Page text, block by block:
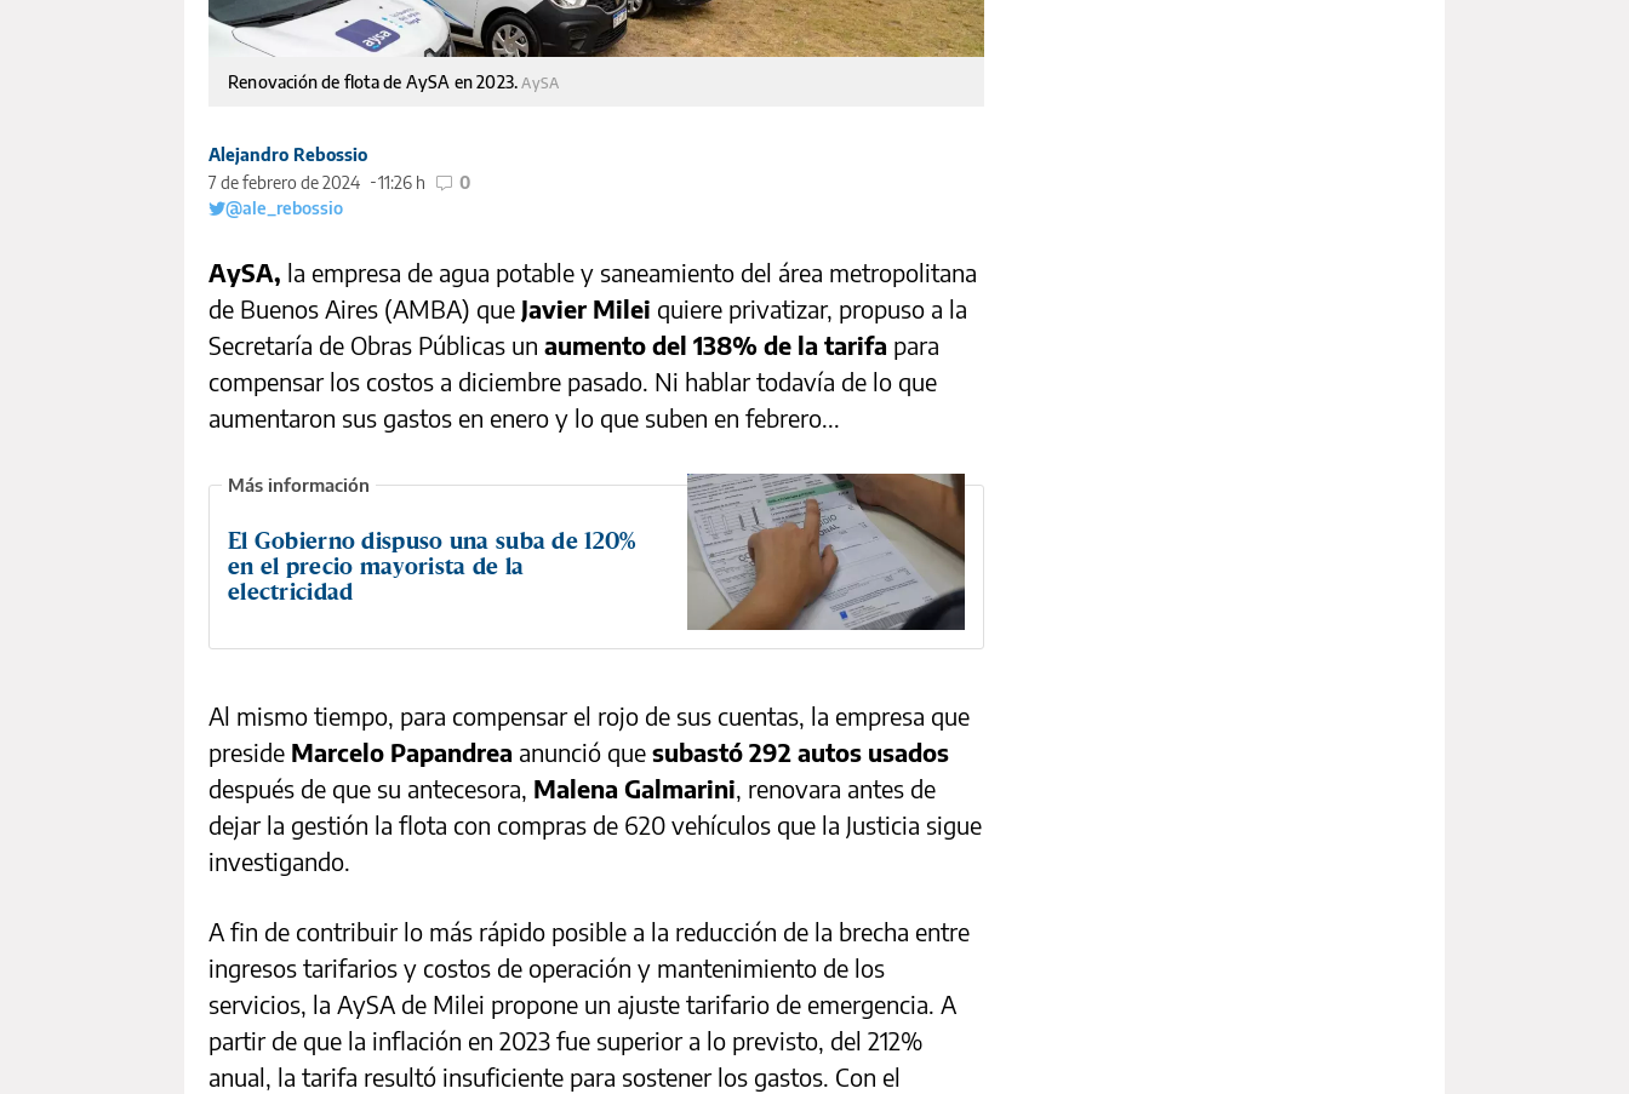
Renovación de flota de AySA en 2023.AySA
Alejandro Rebossio
7 de febrero de 2024
11:26 h
0
@ale_rebossio
AySA, la empresa de agua potable y saneamiento del área metropolitana
de Buenos Aires (AMBA) que Javier Milei quiere privatizar, propuso a la
Secretaría de Obras Públicas un aumento del 138% de la tarifa para
compensar los costos a diciembre pasado. Ni hablar todavía de lo que
aumentaron sus gastos en enero y lo que suben en febrero...
El Gobierno dispuso una suba de 120%
en el precio mayorista de la
electricidad
Al mismo tiempo, para compensar el rojo de sus cuentas, la empresa que
preside Marcelo Papandrea anunció que subastó 292 autos usados
después de que su antecesora, Malena Galmarini, renovara antes de
dejar la gestión la flota con compras de 620 vehículos que la Justicia sigue
investigando.
A fin de contribuir lo más rápido posible a la reducción de la brecha entre
ingresos tarifarios y costos de operación y mantenimiento de los
servicios, la AySA de Milei propone un ajuste tarifario de emergencia. A
partir de que la inflación en 2023 fue superior a lo previsto, del 212%
anual, la tarifa resultó insuficiente para sostener los gastos. Con el